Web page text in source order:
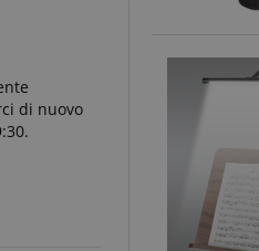
di nuovo